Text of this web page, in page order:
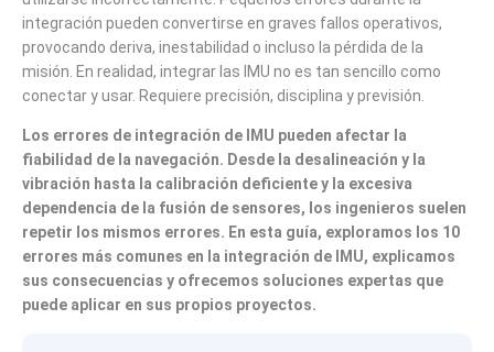
integración pueden convertirse en graves fallos operativos,
provocando deriva, inestabilidad o incluso la pérdida de la
misión. En realidad, integrar las IMU no es tan sencillo como
conectar y usar. Requiere precisión, disciplina y previsión.
Los errores de integración de IMU pueden afectar la
fiabilidad de la navegación. Desde la desalineación y la
vibración hasta la calibración deficiente y la excesiva
dependencia de la fusión de sensores, los ingenieros suelen
repetir los mismos errores. En esta guía, exploramos los 10
errores más comunes en la integración de IMU, explicamos
sus consecuencias y ofrecemos soluciones expertas que
puede aplicar en sus propios proyectos.